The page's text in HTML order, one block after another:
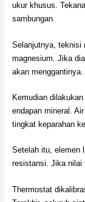
ukur khusus.
sambungan.
Selanjutnya, teknisi
magnesium. Jika
akan menggantinya.
Kemudian
endapan mineral.
tingkat keparahan
Setelah itu, elemen
resistansi. Jika nilai
Thermostat